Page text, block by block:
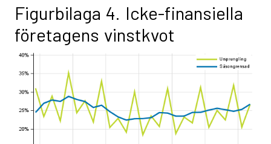
Figurbilaga 4. Icke-finansiella
företagens vinstkvot